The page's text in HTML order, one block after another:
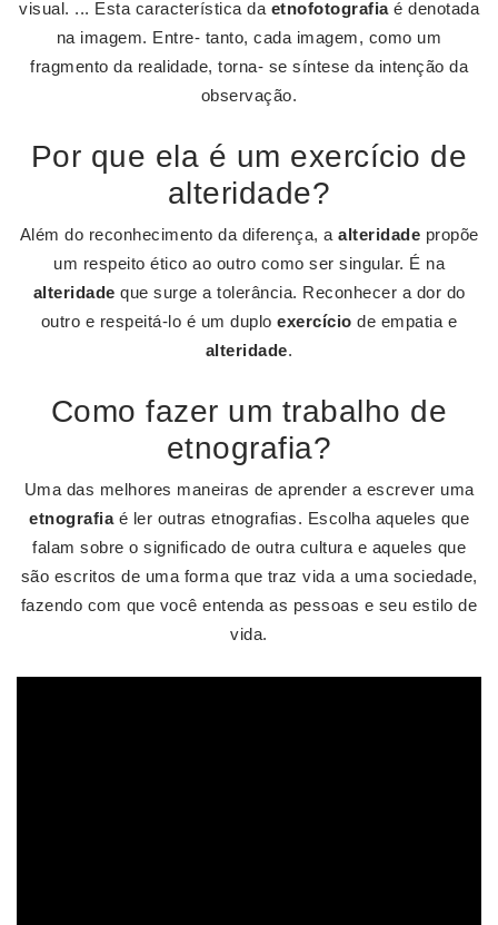
visual. ... Esta característica da etnofotografiaé denotada
na imagem. Entre- tanto, cada imagem, como um
fragmento da realidade, torna- se síntese da intenção da
observação.
Por que ela é um exercício de
alteridade?
Além do reconhecimento da diferença, a alteridade propõe
um respeito ético ao outro como ser singular. É na
alteridade que surge a tolerância. Reconhecer a dor do
outro e respeitá-lo é um duploexercício de empatia e
alteridade.
Como fazer um trabalho de
etnografia?
Uma das melhores maneiras de aprender a escrever uma
etnografiaé ler outras etnografias. Escolha aqueles que
falam sobre o significado de outra cultura e aqueles que
são escritos de uma forma que traz vida a uma sociedade,
fazendo com que você entenda as pessoas e seu estilo de
vida.